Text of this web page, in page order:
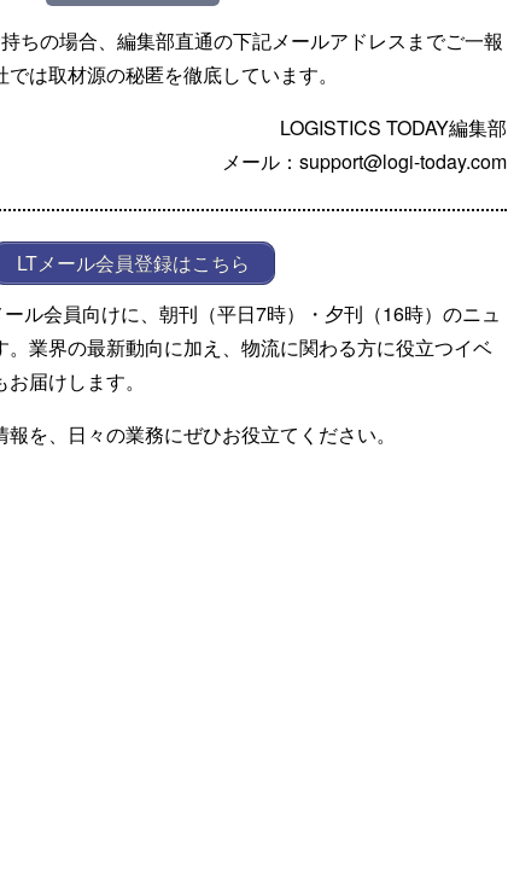
ちの場合、編集部直通の下記メールアドレスまでご一報
は取材源の秘匿を徹底しています。
LOGISTICS TODAY編集部
メール：support@logi-today.com
LTメール会員登録はこちら
ル会員向けに、朝刊（平日7時）・夕刊（16時）のニュ
業界の最新動向に加え、物流に関わる方に役立つイベ
届けします。
を、日々の業務にぜひお役立てください。